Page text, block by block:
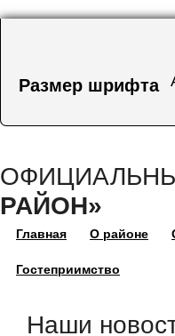
Перейти к основному
Размер шрифта
РАЙОН»
Главная О районе
Гостеприимство
Наши